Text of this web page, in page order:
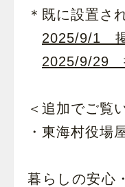
＊既に設置さ
2025/9/1
2025/9/29
＜追加でご覧
・東海村役場
暮らしの安心